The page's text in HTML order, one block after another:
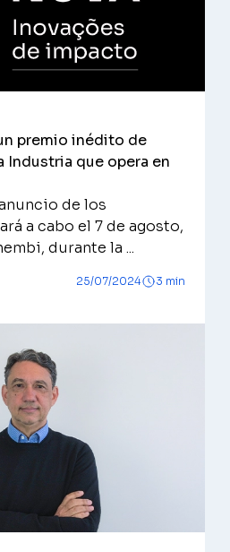
premio inédito de
Industria que opera en
de los
a cabo el 7 de agosto,
durante la ...
25/07/2024 3 min